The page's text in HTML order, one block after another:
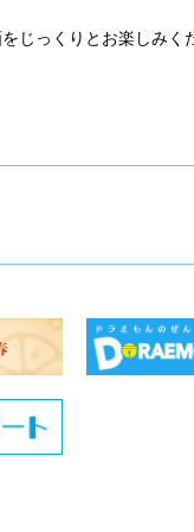
じっくりとお楽しみく